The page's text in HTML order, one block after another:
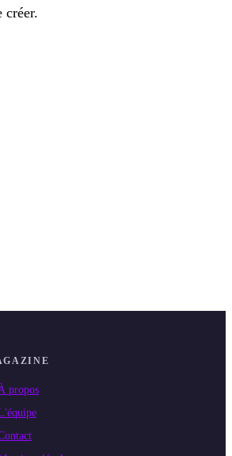
créer.
propos